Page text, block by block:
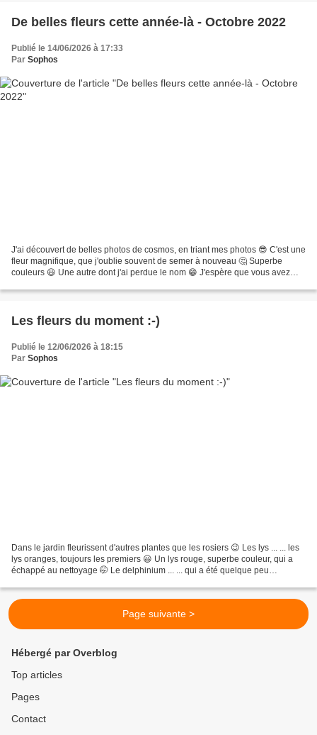
De belles fleurs cette année-là - Octobre 2022
Publié le 14/06/2026 à 17:33
Par Sophos
J'ai découvert de belles photos de cosmos, en triant mes photos 😎 C'est une
fleur magnifique, que j'oublie souvent de semer à nouveau 🤔 Superbe
couleurs 😃 Une autre dont j'ai perdue le nom 😁 J'espère que vous avez
Les fleurs du moment :-)
Publié le 12/06/2026 à 18:15
Par Sophos
Dans le jardin fleurissent d'autres plantes que les rosiers 😉 Les lys ... ... les
lys oranges, toujours les premiers 😃 Un lys rouge, superbe couleur, qui a
échappé au nettoyage 🤭 Le delphinium ... ... qui a été quelque peu
Page suivante >
Hébergé par Overblog
Top articles
Pages
Contact